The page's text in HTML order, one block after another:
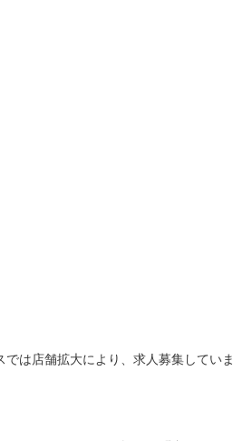
は店舗拡大により、求人募集していま